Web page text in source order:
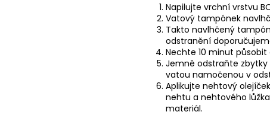
Napilujte vrchní vrstvu
Vatový tampónek
Takto navlhčený
odstranění
Nechte 10 minut
Jemně odstraňte
vatou namočenou v
Aplikujte nehtový olejíček
nehtu a nehtového
materiál.